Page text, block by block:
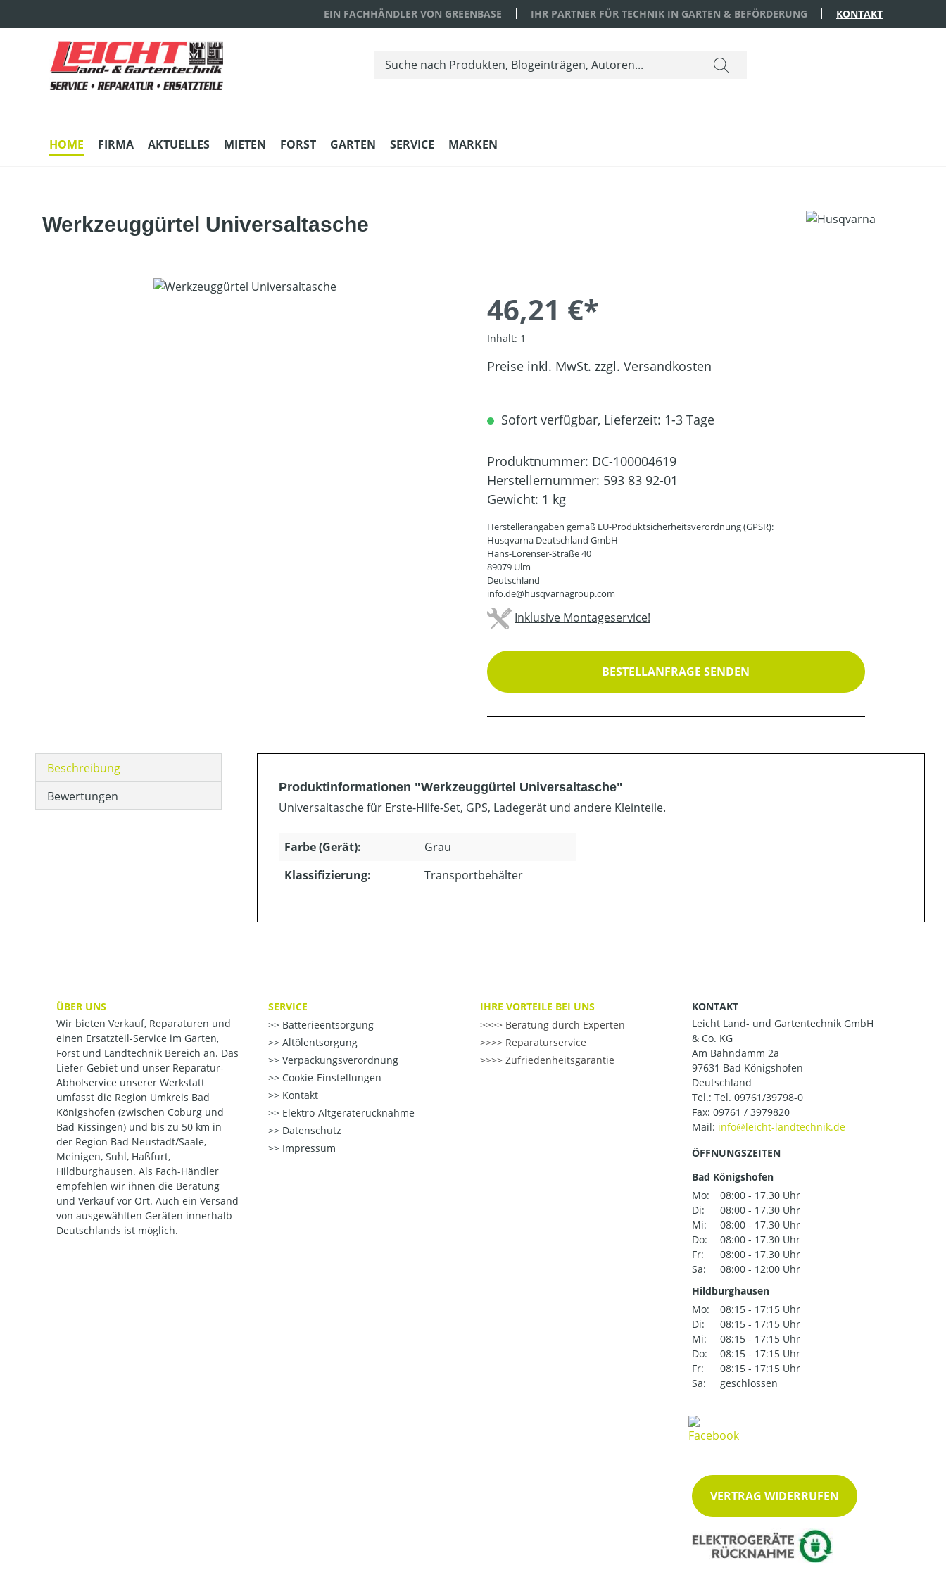
EIN FACHHÄNDLER VON GREENBASE IHR PARTNER FÜR TECHNIK IN GARTEN & BEFÖRDERUNG KONTAKT
HOME FIRMA AKTUELLES MIETEN FORST GARTEN SERVICE MARKEN
Werkzeuggürtel Universaltasche
Bildergalerie überspringen
46,21 €*
Inhalt: 1
Preise inkl. MwSt. zzgl. Versandkosten
Sofort verfügbar, Lieferzeit: 1-3 Tage
Produktnummer: DC-100004619
Herstellernummer: 593 83 92-01
Gewicht: 1 kg
Herstellerangaben gemäß EU-Produktsicherheitsverordnung (GPSR):
Husqvarna Deutschland GmbH
Hans-Lorenser-Straße 40
89079 Ulm
Deutschland
info.de@husqvarnagroup.com
Inklusive Montageservice!
BESTELLANFRAGE SENDEN
Beschreibung
Bewertungen
Produktinformationen "Werkzeuggürtel Universaltasche"
Universaltasche für Erste-Hilfe-Set, GPS, Ladegerät und andere Kleinteile.
Farbe (Gerät):
Grau
Klassifizierung:
Transportbehälter
ÜBER UNS
Wir bieten Verkauf, Reparaturen und
einen Ersatzteil-Service im Garten,
Forst und Landtechnik Bereich an. Das
Liefer-Gebiet und unser Reparatur-
Abholservice unserer Werkstatt
umfasst die Region Umkreis Bad
Königshofen (zwischen Coburg und
Bad Kissingen) und bis zu 50 km in
der Region Bad Neustadt/Saale,
Meinigen, Suhl, Haßfurt,
Hildburghausen. Als Fach-Händler
empfehlen wir ihnen die Beratung
und Verkauf vor Ort. Auch ein Versand
von ausgewählten Geräten innerhalb
Deutschlands ist möglich.
SERVICE
Batterieentsorgung
Altölentsorgung
Verpackungsverordnung
Cookie-Einstellungen
Kontakt
Elektro-Altgeräterücknahme
Datenschutz
Impressum
IHRE VORTEILE BEI UNS
>> Beratung durch Experten
>> Reparaturservice
>> Zufriedenheitsgarantie
KONTAKT
Leicht Land- und Gartentechnik GmbH
& Co. KG
Am Bahndamm 2a
97631 Bad Königshofen
Deutschland
Tel.: Tel. 09761/39798-0
Fax: 09761 / 3979820
Mail:
ÖFFNUNGSZEITEN
Bad Königshofen
Mo:
08:00 - 17.30 Uhr
Di:
08:00 - 17.30 Uhr
Mi:
08:00 - 17.30 Uhr
Do:
08:00 - 17.30 Uhr
Fr:
08:00 - 17.30 Uhr
Sa:
08:00 - 12:00 Uhr
Hildburghausen
Mo:
08:15 - 17:15 Uhr
Di:
08:15 - 17:15 Uhr
Mi:
08:15 - 17:15 Uhr
Do:
08:15 - 17:15 Uhr
Fr:
08:15 - 17:15 Uhr
Sa:
geschlossen
VERTRAG WIDERRUFEN